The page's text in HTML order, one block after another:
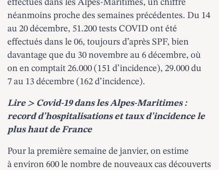
effectués dans les Alpes-Maritimes, un chiffre
néanmoins proche des semaines précédentes. Du 14
au 20 décembre, 51.200 tests COVID ont été
effectués dans le 06, toujours d’après SPF, bien
davantage que du 30 novembre au 6 décembre, où
on en comptait 26.000 (151 d’incidence), 29.000 du
7 au 13 décembre (162 d’incidence).
Lire > Covid-19 dans les Alpes-Maritimes :
record d’hospitalisations et taux d’incidence le
plus haut de France
Pour la première semaine de janvier, on estime
à environ 600 le nombre de nouveaux cas découverts